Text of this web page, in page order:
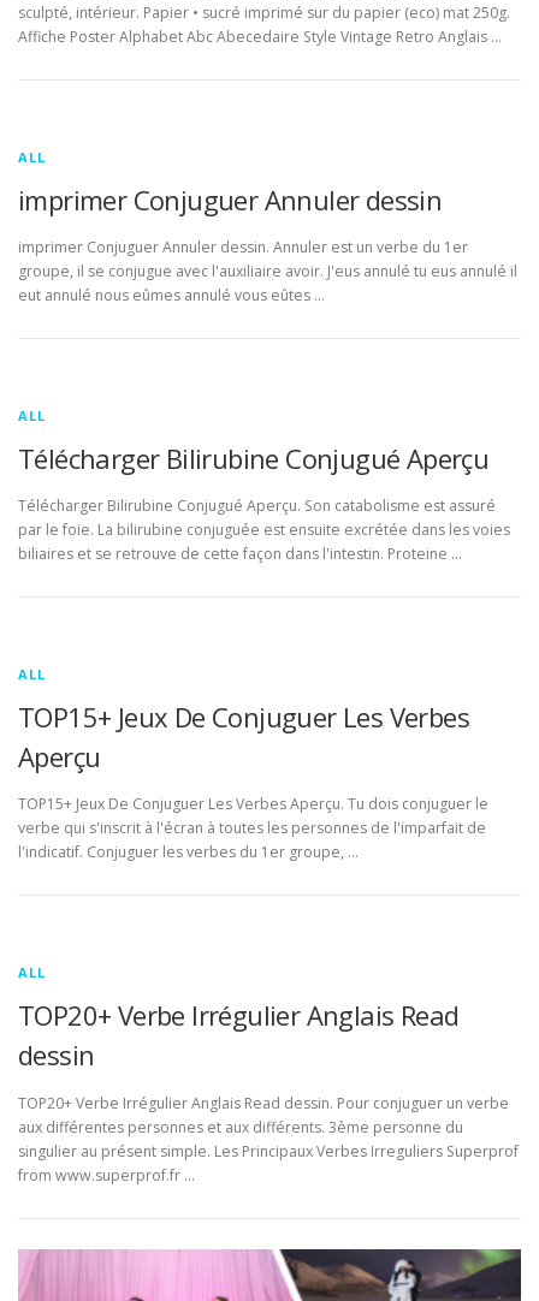
sculpté, intérieur. Papier • sucré imprimé sur du papier (eco) mat 250g.
Affiche Poster Alphabet Abc Abecedaire Style Vintage Retro Anglais …
ALL
imprimer Conjuguer Annuler dessin
imprimer Conjuguer Annuler dessin. Annuler est un verbe du 1er
groupe, il se conjugue avec l'auxiliaire avoir. J'eus annulé tu eus annulé il
eut annulé nous eûmes annulé vous eûtes …
ALL
Télécharger Bilirubine Conjugué Aperçu
Télécharger Bilirubine Conjugué Aperçu. Son catabolisme est assuré
par le foie. La bilirubine conjuguée est ensuite excrétée dans les voies
biliaires et se retrouve de cette façon dans l'intestin. Proteine …
ALL
TOP15+ Jeux De Conjuguer Les Verbes
Aperçu
TOP15+ Jeux De Conjuguer Les Verbes Aperçu. Tu dois conjuguer le
verbe qui s'inscrit à l'écran à toutes les personnes de l'imparfait de
l'indicatif. Conjuguer les verbes du 1er groupe, …
ALL
TOP20+ Verbe Irrégulier Anglais Read
dessin
TOP20+ Verbe Irrégulier Anglais Read dessin. Pour conjuguer un verbe
aux différentes personnes et aux différents. 3ème personne du
singulier au présent simple. Les Principaux Verbes Irreguliers Superprof
from www.superprof.fr …